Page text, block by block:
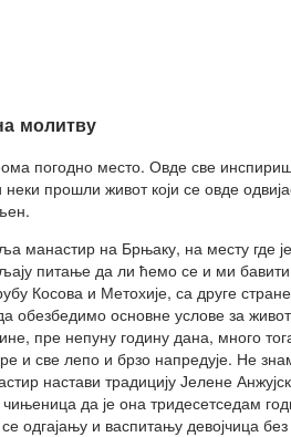
молитву
погодно место. Овде све
прошли живот који се овде
манастир на Брњаку, на месту где
питање да ли ћемо се и ми
Косова и Метохије, са друге
обезбедимо основне услове за
пре непуну годину дана, много
и све лепо и брзо напредује. Не
настави традицију Јелене
чињеница да је она тридесетседам
одгајању и васпитању девојчица